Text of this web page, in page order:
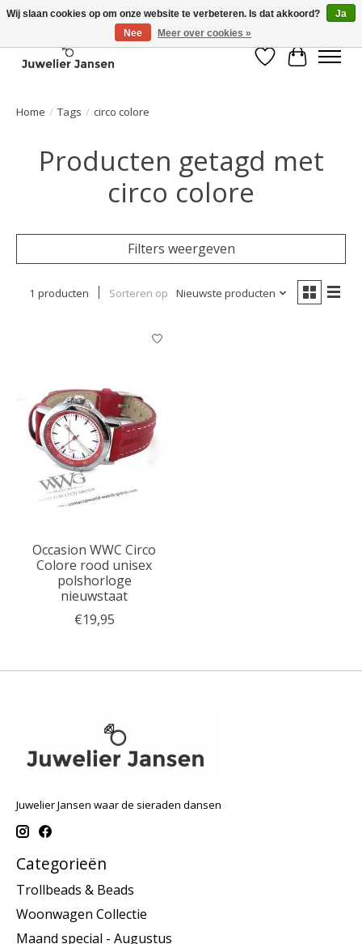
Verlanglijst
Home / Tags / circo colore
Producten getagd met
circo colore
Filters weergeven
1 producten Sorteren op Nieuwste producten
Occasion WWC Circo
Colore rood unisex
polshorloge
nieuwstaat
€19,95
Juwelier Jansen waar de sieraden dansen
Categorieën
Trollbeads & Beads
Woonwagen Collectie
Maand special - Augustus
Wij slaan cookies op om onze website te verbeteren. Is dat akkoord?
Ja
Nee
Meer over cookies »